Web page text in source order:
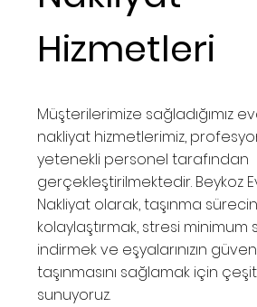
Hizmetleri
Müşterilerimize sağladığımız
nakliyat hizmetlerimiz,
yetenekli personel tarafından
gerçekleştirilmektedir. Beykoz
Nakliyat olarak, taşınma
kolaylaştırmak, stresi minimum
indirmek ve eşyalarınızın
taşınmasını sağlamak için
sunuyoruz.